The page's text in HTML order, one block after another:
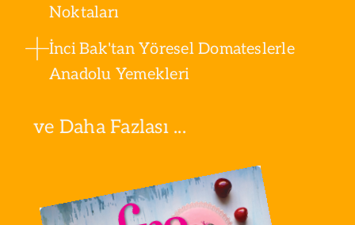
Noktaları
İnci Bak'tan Yöresel Domateslerle
Anadolu Yemekleri
ve Daha Fazlası ...